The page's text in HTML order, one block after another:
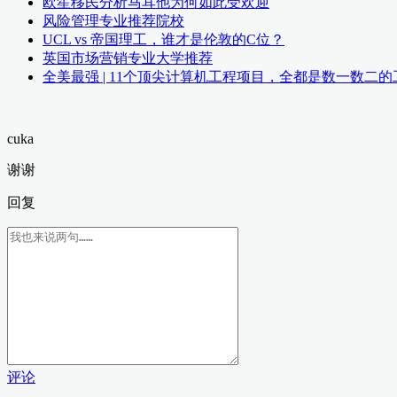
风险管理专业推荐院校
UCL vs 帝国理工，谁才是伦敦的C位？
英国市场营销专业大学推荐
全美最强 | 11个顶尖计算机工程项目，全都是数一数二的
cuka
谢谢
回复
评论